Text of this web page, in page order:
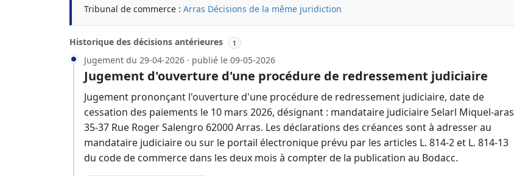
Tribunal de commerce : Arras Décisions de la même juridiction
Historique des décisions antérieures 1
Jugement du 29-04-2026 · publié le 09-05-2026
Jugement d'ouverture d'une procédure de redressement judiciaire
Jugement prononçant l'ouverture d'une procédure de redressement judiciaire, date de
cessation des paiements le 10 mars 2026, désignant : mandataire judiciaire Selarl Miquel-aras
35-37 Rue Roger Salengro 62000 Arras. Les déclarations des créances sont à adresser au
mandataire judiciaire ou sur le portail électronique prévu par les articles L. 814-2 et L. 814-13
du code de commerce dans les deux mois à compter de la publication au Bodacc.